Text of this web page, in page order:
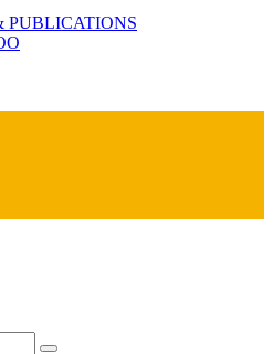
PUBLICATIONS